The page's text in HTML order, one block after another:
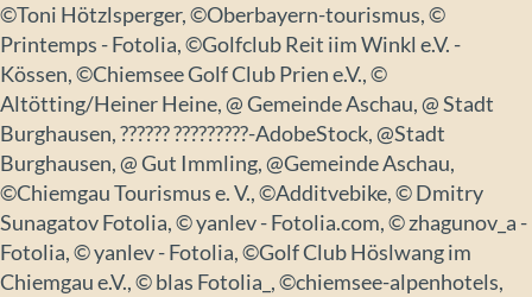
©Toni Hötzlsperger, ©Oberbayern-tourismus, ©
Printemps - Fotolia, ©Golfclub Reit iim Winkl e.V. -
Kössen, ©Chiemsee Golf Club Prien e.V., ©
Altötting/Heiner Heine, @ Gemeinde Aschau, @ Stadt
Burghausen, ?????? ?????????-AdobeStock, @Stadt
Burghausen, @ Gut Immling, @Gemeinde Aschau,
©Chiemgau Tourismus e. V., ©Additvebike, © Dmitry
Sunagatov Fotolia, © yanlev - Fotolia.com, © zhagunov_a -
Fotolia, © yanlev - Fotolia, ©Golf Club Höslwang im
Chiemgau e.V., © blas Fotolia_, ©chiemsee-alpenhotels,